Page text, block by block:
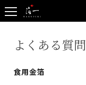
よくある質問
食用金箔